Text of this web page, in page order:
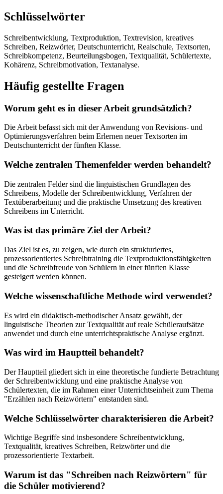
Schlüsselwörter
Schreibentwicklung, Textproduktion, Textrevision, kreatives
Schreiben, Reizwörter, Deutschunterricht, Realschule, Textsorten,
Schreibkompetenz, Beurteilungsbogen, Textqualität, Schülertexte,
Kohärenz, Schreibmotivation, Textanalyse.
Häufig gestellte Fragen
Worum geht es in dieser Arbeit grundsätzlich?
Die Arbeit befasst sich mit der Anwendung von Revisions- und
Optimierungsverfahren beim Erlernen neuer Textsorten im
Deutschunterricht der fünften Klasse.
Welche zentralen Themenfelder werden behandelt?
Die zentralen Felder sind die linguistischen Grundlagen des
Schreibens, Modelle der Schreibentwicklung, Verfahren der
Textüberarbeitung und die praktische Umsetzung des kreativen
Schreibens im Unterricht.
Was ist das primäre Ziel der Arbeit?
Das Ziel ist es, zu zeigen, wie durch ein strukturiertes,
prozessorientiertes Schreibtraining die Textproduktionsfähigkeiten
und die Schreibfreude von Schülern in einer fünften Klasse
gesteigert werden können.
Welche wissenschaftliche Methode wird verwendet?
Es wird ein didaktisch-methodischer Ansatz gewählt, der
linguistische Theorien zur Textqualität auf reale Schüleraufsätze
anwendet und durch eine unterrichtspraktische Analyse ergänzt.
Was wird im Hauptteil behandelt?
Der Hauptteil gliedert sich in eine theoretische fundierte Betrachtung
der Schreibentwicklung und eine praktische Analyse von
Schülertexten, die im Rahmen einer Unterrichtseinheit zum Thema
"Erzählen nach Reizwörtern" entstanden sind.
Welche Schlüsselwörter charakterisieren die Arbeit?
Wichtige Begriffe sind insbesondere Schreibentwicklung,
Textqualität, kreatives Schreiben, Reizwörter und die
prozessorientierte Textarbeit.
Warum ist das "Schreiben nach Reizwörtern" für
die Schüler motivierend?